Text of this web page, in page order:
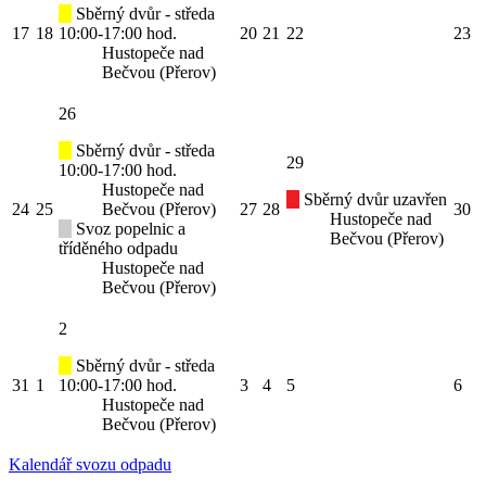
17 18
Sběrný dvůr - středa
10:00-17:00 hod.
Hustopeče nad
Bečvou (Přerov)
20 21 22 23
24 25
26
Sběrný dvůr - středa
10:00-17:00 hod.
Hustopeče nad
Bečvou (Přerov)
Svoz popelnic a
tříděného odpadu
Hustopeče nad
Bečvou (Přerov)
27 28
29
Sběrný dvůr uzavřen
Hustopeče nad
Bečvou (Přerov)
30
31 1
2
Sběrný dvůr - středa
10:00-17:00 hod.
Hustopeče nad
Bečvou (Přerov)
3 4 5 6
Kalendář svozu odpadu